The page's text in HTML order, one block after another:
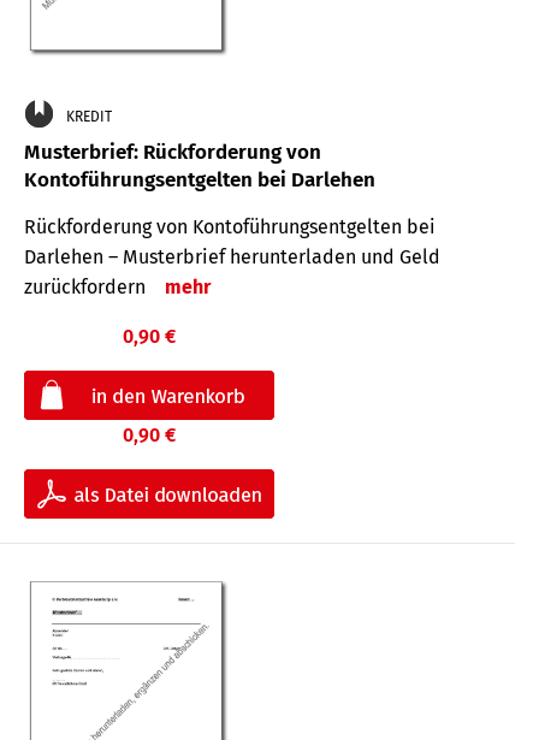
KREDIT
Musterbrief: Rückforderung von
Kontoführungsentgelten bei Darlehen
Rückforderung von Kontoführungsentgelten bei
Darlehen – Musterbrief herunterladen und Geld
zurückfordern
mehr
0,90 €
0,90 €